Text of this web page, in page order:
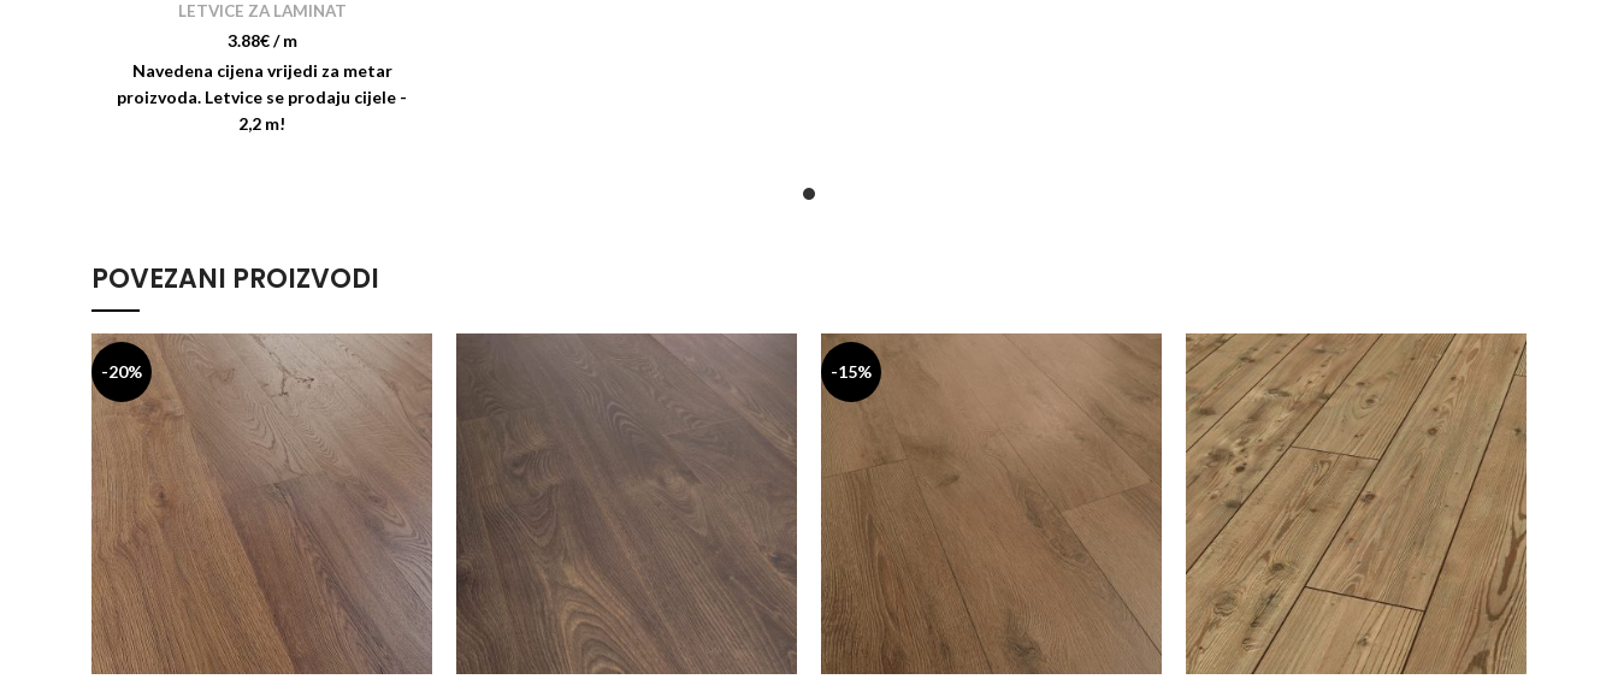
LETVICE ZA LAMINAT
3.88€/ m
Navedena cijena vrijedi za metar
proizvoda. Letvice se prodaju cijele -
2,2 m!
POVEZANI PROIZVODI
-20% -15%